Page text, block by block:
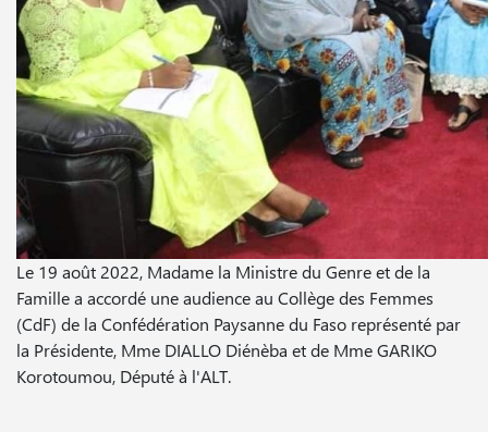
Le 19 août 2022, Madame la Ministre du Genre et de la
Famille a accordé une audience au Collège des Femmes
(CdF) de la Confédération Paysanne du Faso représenté par
la Présidente, Mme DIALLO Diénèba et de Mme GARIKO
Korotoumou, Député à l'ALT.